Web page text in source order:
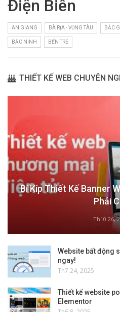
Điện Biên
AN GIANG BÀ RỊA - VŨNG TÀU BẮC
BẮC NINH BẾN TRE
THIẾT KẾ WEB CHUYÊN
Bí Kíp Thiết Kế Banner
Phải
Th10 26,
Website bất động
ngay!
Th7 24, 2025
Thiết kế website
Elementor